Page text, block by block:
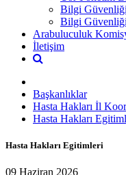
Bilgi
Bilgi
Arabuluculuk
İletişim
Başkanlıklar
Hasta Hakları İl
Hasta Hakları
Hasta Hakları Egitimleri
09 Haziran 2026